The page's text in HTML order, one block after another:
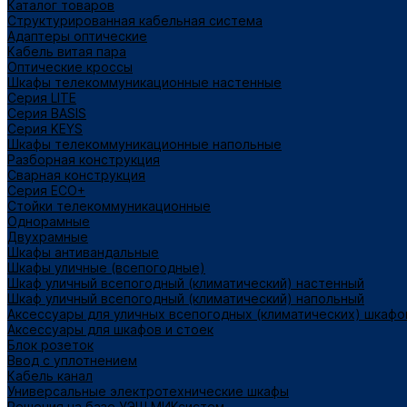
Каталог товаров
Структурированная кабельная система
Адаптеры оптические
Кабель витая пара
Оптические кроссы
Шкафы телекоммуникационные настенные
Cерия LITE
Cерия BASIS
Cерия KEYS
Шкафы телекоммуникационные напольные
Разборная конструкция
Сварная конструкция
Серия ECO+
Стойки телекоммуникационные
Однорамные
Двухрамные
Шкафы антивандальные
Шкафы уличные (всепогодные)
Шкаф уличный всепогодный (климатический) настенный
Шкаф уличный всепогодный (климатический) напольный
Аксессуары для уличных всепогодных (климатических)
Аксессуары для шкафов и стоек
Блок розеток
Ввод с уплотнением
Кабель канал
Универсальные электротехнические шкафы